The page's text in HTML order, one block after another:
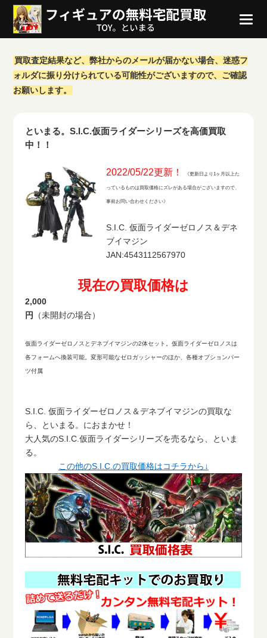
買取査定結果など、弊社からのメールが届かない場合、迷惑フ
ォルダに振り分けられている可能性がございますので、ご確認
お願いします。
といまる。S.I.C.仮面ライダーシリーズを高価買取
中！！
2022/05/22更新！ 《更新日より1ヶ月以上た
っているものは買取価格にズレがある場合がございますので、
事前お問い合わせください》
S.I.C. 仮面ライダーゼロノス＆デネ
ブイマジン
JAN:4543112567970
現在の買取価格は
2,000
円
（未開封の場合）
仮面ライダーゼロノスとデネブイマジンの2体セット。仮面ライダーゼロノスは
各フォームへ換装可能。変形可能なゼロガッシャーのほか、各種オプションパー
ツ付属
S.I.C. 仮面ライダーゼロノス＆デネブイマジンの買取な
ら、といまる。におまかせ！
大人気のS.I.C.仮面ライダーシリーズを売るなら、といま
る。
この他のS.I.C.の買取価格はコチラから↓